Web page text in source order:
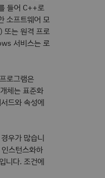
들어 C++로
소프트웨어 모
또는 원격 프로
서비스는 로
로그램은
체는 표준화
드와 속성에
우가 많습니
스턴스화하
니다. 조건에